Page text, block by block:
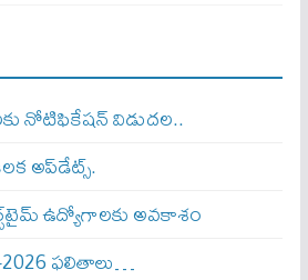
నోటిఫికేషన్ విడుదల..
అప్‌డేట్స్.
ఉద్యోగాలకు అవకాశం
ఫలితాలు…